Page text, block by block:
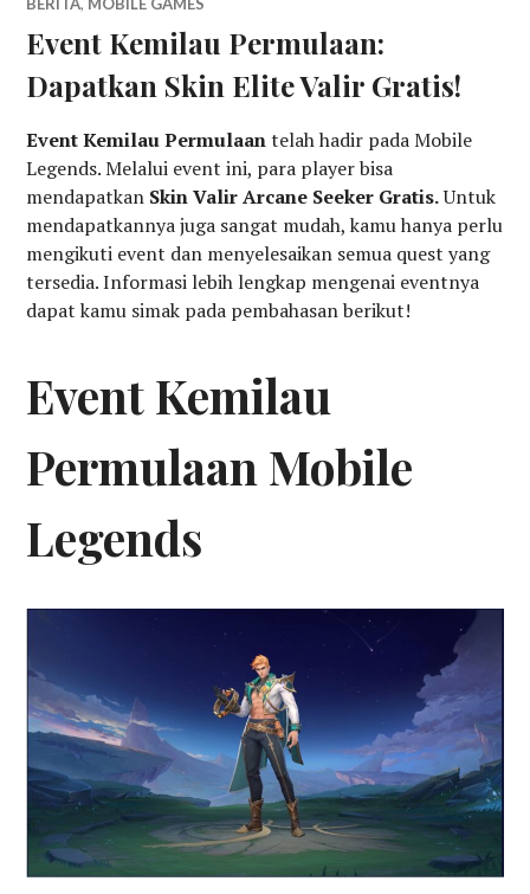
Event Kemilau Permulaan:
Dapatkan Skin Elite Valir Gratis!
Event Kemilau Permulaantelah hadir pada Mobile
Legends. Melalui event ini, para player bisa
mendapatkan Skin Valir Arcane Seeker Gratis.Untuk
mendapatkannya juga sangat mudah, kamu hanya perlu
mengikuti event dan menyelesaikan semua quest yang
tersedia. Informasi lebih lengkap mengenai eventnya
dapat kamu simak pada pembahasan berikut!
Event Kemilau
Permulaan Mobile
Legends